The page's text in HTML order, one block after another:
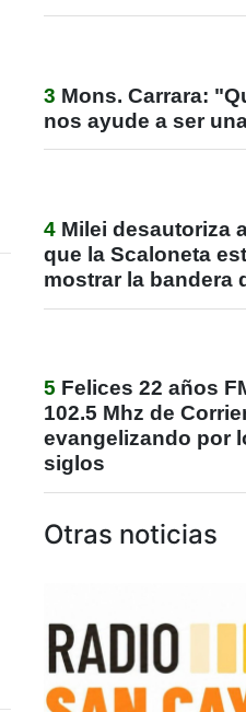
3 Mons. Carrara:
nos ayude a ser
4 Milei desautoriza
que la Scaloneta
mostrar la bandera
5 Felices 22 años
102.5 Mhz de
evangelizando por
siglos
Otras noticias